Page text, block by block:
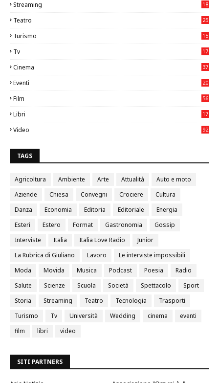
Streaming 18
Teatro
25
Turismo
15
Tv
17
Cinema
37
Eventi
20
Film
56
Libri
17
Video
92
TAGS
Agricoltura Ambiente Arte Attualità
Auto e moto
Aziende
Chiesa Convegni Crociere
Cultura
Danza
Economia Editoria Editoriale
Energia
Esteri
Estero Format Gastronomia
Gossip
Interviste
Italia Italia Love Radio
Junior
La Rubrica di Giuliano
Lavoro
Le interviste impossibili
Moda
Movida Musica Podcast Poesia
Radio
Salute
Scienze Scuola Società Spettacolo
Sport
Storia
Streaming Teatro Tecnologia
Trasporti
Turismo
Tv Università Wedding cinema
eventi
film
libri video
SITI PARTNERS